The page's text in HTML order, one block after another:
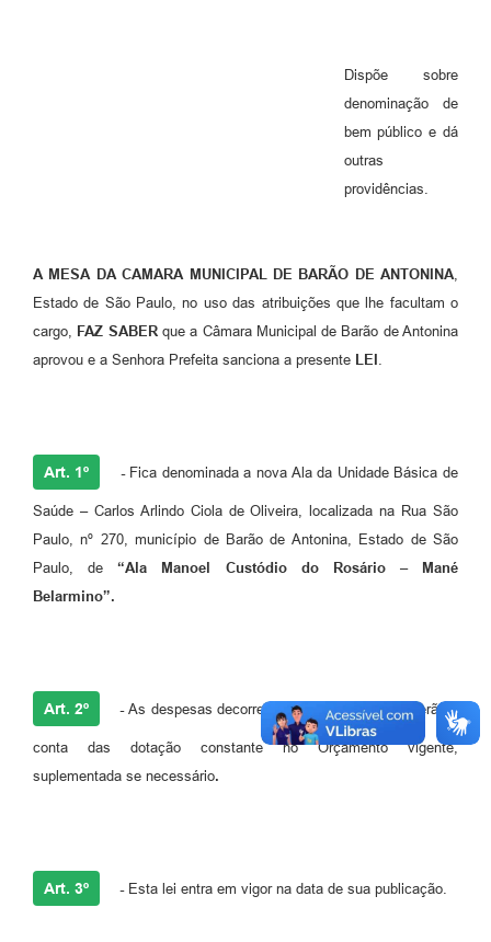
Dispõe sobre
denominação de
bem público e dá
outras
providências.
A MESA DA CAMARA MUNICIPAL DE BARÃO DE ANTONINA,
Estado de São Paulo, no uso das atribuições que lhe facultam o
cargo, FAZ SABERque a Câmara Municipal de Barão de Antonina
aprovou e a Senhora Prefeita sanciona a presente LEI .
Art. 1º - Fica denominada a nova Ala da Unidade Básica de
Saúde – Carlos Arlindo Ciola de Oliveira, localizada na Rua São
Paulo, nº 270, município de Barão de Antonina, Estado de São
Paulo, de“Ala Manoel Custódio do Rosário – Mané
Belarmino”.
Art. 2º -As despesas decorrentes da presente lei correrão à
conta das dotação constante no Orçamento vigente,
suplementada se necessário.
Art. 3º - Esta lei entra em vigor na data de sua publicação.